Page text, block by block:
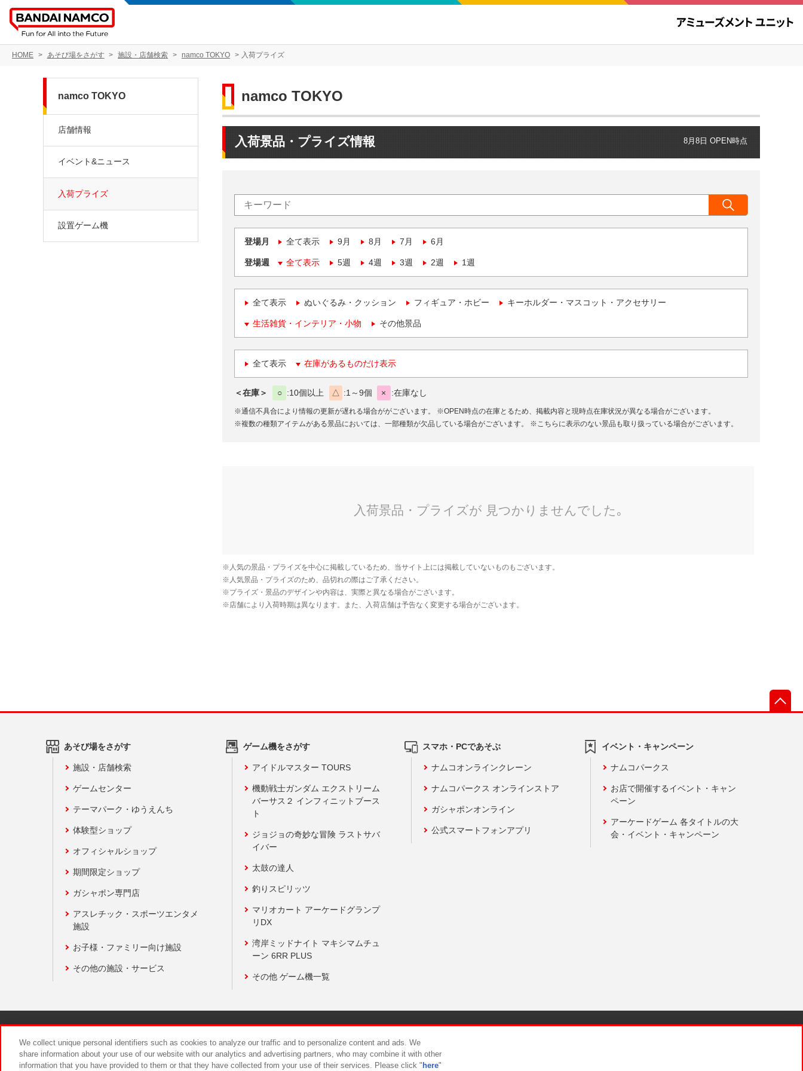
HOME あそび場をさがす 施設・店舗検索 namco TOKYO 入荷プライズ
namco TOKYO
入荷景品・プライズ情報 8月8日 OPEN時点
登場月 全て表示 9月 8月 7月 6月
登場週 全て表示 5週 4週 3週 2週 1週
全て表示 ぬいぐるみ・クッション フィギュア・ホビー キーホルダー・マスコット・アクセサリー
生活雑貨・インテリア・小物 その他景品
全て表示 在庫があるものだけ表示
＜在庫＞ ○ 10個以上 △ 1～9個 × 在庫なし
※通信不具合により情報の更新が遅れる場合ががございます。
※OPEN時点の在庫とるため、掲載内容と現時点在庫状況が異なる場合がございます。
※複数の種類アイテムがある景品においては、一部種類が欠品している場合がございます。
※こちらに表示のない景品も取り扱っている場合がございます。
namco TOKYO
店舗情報
イベント&ニュース
入荷プライズ
設置ゲーム機
あそび場をさがす
施設・店舗検索
ゲームセンター
テーマパーク・ゆうえんち
体験型ショップ
オフィシャルショップ
期間限定ショップ
ガシャポン専門店
アスレチック・スポーツエンタメ
施設
お子様・ファミリー向け施設
その他の施設・サービス
ゲーム機をさがす
アイドルマスター TOURS
機動戦士ガンダム エクストリーム
バーサス２ インフィニットブース
ト
ジョジョの奇妙な冒険 ラストサバ
イバー
太鼓の達人
釣りスピリッツ
マリオカート アーケードグランプ
リDX
湾岸ミッドナイト マキシマムチュ
ーン 6RR PLUS
その他 ゲーム機一覧
スマホ・PCであそぶ
ナムコオンラインクレーン
ナムコパークス オンラインストア
ガシャポンオンライン
公式スマートフォンアプリ
イベント・キャンペーン
ナムコパークス
お店で開催するイベント・キャン
ペーン
アーケードゲーム 各タイトルの大
会・イベント・キャンペーン
食品のご提供について カスタマーハラスメント対応方針
We collect unique personal identifiers such as cookies to analyze our traffic and to personalize content and ads. We
share information about your use of our website with our analytics and advertising partners, who may combine it with other
information that you have provided to them or that they have collected from your use of their services. Please click " here"